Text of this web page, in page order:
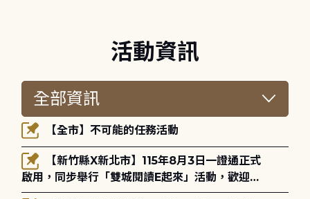
活動資訊
【全市】不可能的任務活動
啟用，同步舉行「雙城閱讀E起來」活動，歡迎踴
躍參加(115年8月3日至10月4日)。